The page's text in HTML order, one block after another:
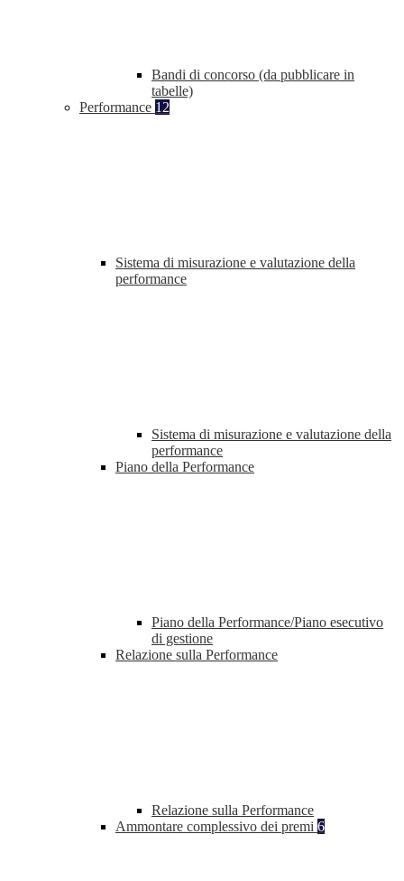
Bandi di concorso (da pubblicare in
tabelle)
Performance 12
Sistema di misurazione e valutazione della
performance
Sistema di misurazione e valutazione della
performance
Piano della Performance
Piano della Performance/Piano esecutivo
di gestione
Relazione sulla Performance
Relazione sulla Performance
Ammontare complessivo dei premi 6